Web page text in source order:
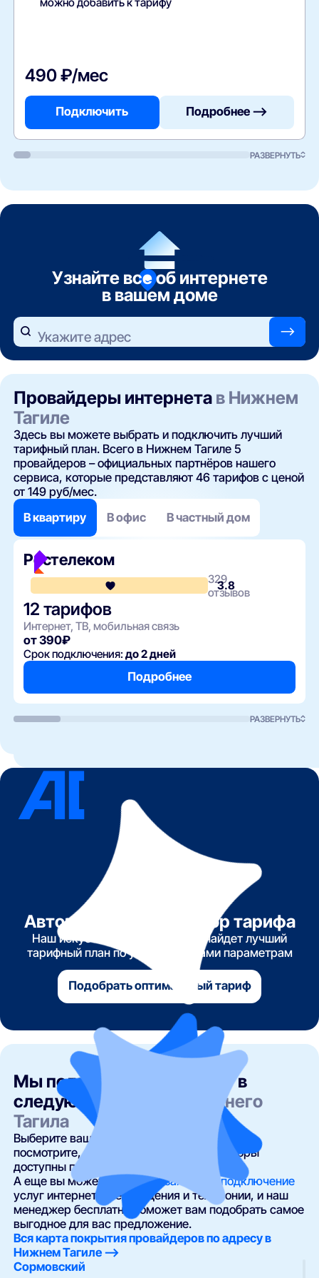
490 ₽/мес
Подключить Подробнее —>
РАЗВЕРНУТЬ
Узнайте все об интернете
в вашем доме
Укажите адрес —>
Провайдеры интернета в Нижнем
Тагиле
Здесь вы можете выбрать и подключить лучший
тарифный план. Всего в Нижнем Тагиле 5
провайдеров – официальных партнёров нашего
сервиса, которые представляют 46 тарифов с ценой
от 149 руб/мес.
В квартиру
В офис В частный дом
Ростелеком
3.8
329
отзывов
12 тарифов
Интернет, ТВ, мобильная связь
от 390₽
Срок подключения:до 2 дней
Подробнее
РАЗВЕРНУТЬ
Автоматический подбор тарифа
Наш искусственный интеллект найдет лучший
тарифный план по указанным вами параметрам
Подобрать оптимальный тариф
Мы подключаем интернет в
следующих районах
Нижнего
Тагила
Выберите ваш район, улицу и номер дома и
посмотрите, какие провайдеры и операторы
доступны по вашему адресу.
А еще вы можете
оставить заявку на подключение
услуг интернета, телевидения и телефонии, и наш
менеджер бесплатно поможет вам подобрать самое
выгодное для вас предложение.
Вся карта покрытия провайдеров по адресу в
Нижнем Тагиле —>
Сормовский